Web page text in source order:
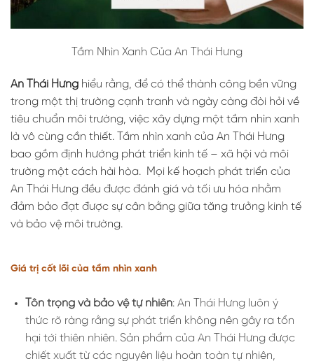
Tầm Nhìn Xanh Của An Thái Hưng
An Thái Hưng hiểu rằng, để có thể thành công bền vững
trong một thị trường cạnh tranh và ngày càng đòi hỏi về
tiêu chuẩn môi trường, việc xây dựng một tầm nhìn xanh
là vô cùng cần thiết. Tầm nhìn xanh của An Thái Hưng
bao gồm định hướng phát triển kinh tế – xã hội và môi
trường một cách hài hòa. Mọi kế hoạch phát triển của
An Thái Hưng đều được đánh giá và tối ưu hóa nhằm
đảm bảo đạt được sự cân bằng giữa tăng trưởng kinh tế
và bảo vệ môi trường.
Giá trị cốt lõi của tầm nhìn xanh
Tôn trọng và bảo vệ tự nhiên: An Thái Hưng luôn ý
thức rõ ràng rằng sự phát triển không nên gây ra tổn
hại tới thiên nhiên. Sản phẩm của An Thái Hưng được
chiết xuất từ các nguyên liệu hoàn toàn tự nhiên,